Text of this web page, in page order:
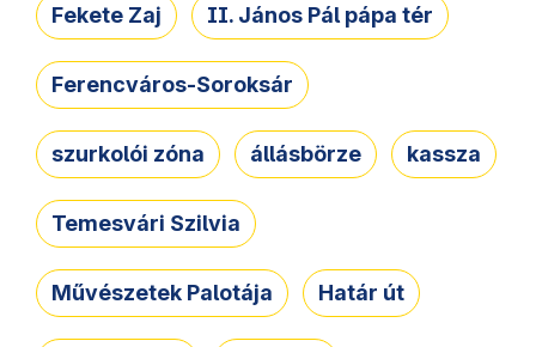
Fekete Zaj II. János Pál pápa tér
Ferencváros-Soroksár
szurkolói zóna állásbörze kassza
Temesvári Szilvia
Művészetek Palotája Határ út